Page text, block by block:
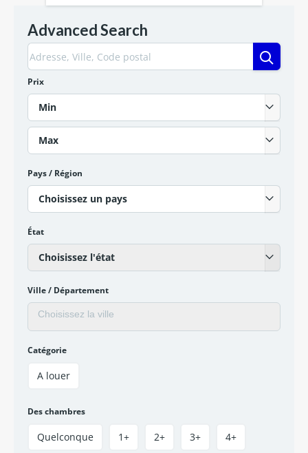
Advanced Search
Prix
Min
Max
Pays / Région
Choisissez un pays
État
Choisissez l'état
Ville / Département
Catégorie
A louer
Des chambres
Quelconque 1+ 2+ 3+ 4+